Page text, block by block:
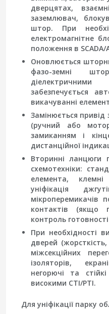
дверцятах,
заземлювач,
штор. При
електромагнітне
положення в
Оновлюється
фазо-земні
забезпечується
викачуванні
Замінюється
(ручний або
замиканням і
дистанційної
Вторинні ланцюги
схемотехніки:
елемента,
уніфікація
мікроперемикачів
контактів (якщо
контроль
При необхідності
дверей
міжсекційних
ізоляторів,
негорючі та
високими CTI/PTI.
Для уніфікації парку